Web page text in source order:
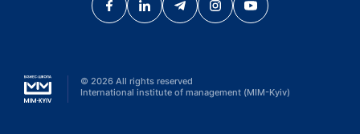
© 2026 All rights reserved
International institute of management (MIM-Kyiv)